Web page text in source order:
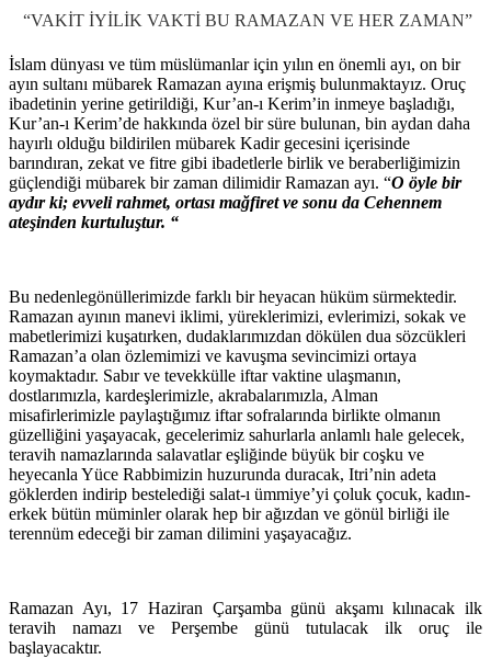
“VAKİT İYİLİK VAKTİ BU RAMAZAN VE HER ZAMAN”
İslam dünyası ve tüm müslümanlar için yılın en önemli ayı, on bir
ayın sultanı mübarek Ramazan ayına erişmiş bulunmaktayız. Oruç
ibadetinin yerine getirildiği, Kur’an-ı Kerim’in inmeye başladığı,
Kur’an-ı Kerim’de hakkında özel bir süre bulunan, bin aydan daha
hayırlı olduğu bildirilen mübarek Kadir gecesini içerisinde
barındıran, zekat ve fitre gibi ibadetlerle birlik ve beraberliğimizin
güçlendiği mübarek bir zaman dilimidir Ramazan ayı. “O öyle bir
aydır ki; evveli rahmet, ortası mağfiret ve sonu da Cehennem
ateşinden kurtuluştur. “
Bu nedenlegönüllerimizde farklı bir heyacan hüküm sürmektedir.
Ramazan ayının manevi iklimi, yüreklerimizi, evlerimizi, sokak ve
mabetlerimizi kuşatırken, dudaklarımızdan dökülen dua sözcükleri
Ramazan’a olan özlemimizi ve kavuşma sevincimizi ortaya
koymaktadır. Sabır ve tevekkülle iftar vaktine ulaşmanın,
dostlarımızla, kardeşlerimizle, akrabalarımızla, Alman
misafirlerimizle paylaştığımız iftar sofralarında birlikte olmanın
güzelliğini yaşayacak, gecelerimiz sahurlarla anlamlı hale gelecek,
teravih namazlarında salavatlar eşliğinde büyük bir coşku ve
heyecanla Yüce Rabbimizin huzurunda duracak, Itri’nin adeta
göklerden indirip bestelediği salat-ı ümmiye’yi çoluk çocuk, kadın-
erkek bütün müminler olarak hep bir ağızdan ve gönül birliği ile
terennüm edeceği bir zaman dilimini yaşayacağız.
Ramazan Ayı, 17 Haziran Çarşamba günü akşamı kılınacak ilk
teravih namazı ve Perşembe günü tutulacak ilk oruç ile
başlayacaktır.